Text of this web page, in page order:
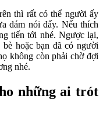
thì rất có thể người ấy
dám nói đấy. Nếu thích
tiến tới nhé. Ngược lại,
hoặc bạn đã có người
không còn phải chờ đợi
nhé.
những ai trót